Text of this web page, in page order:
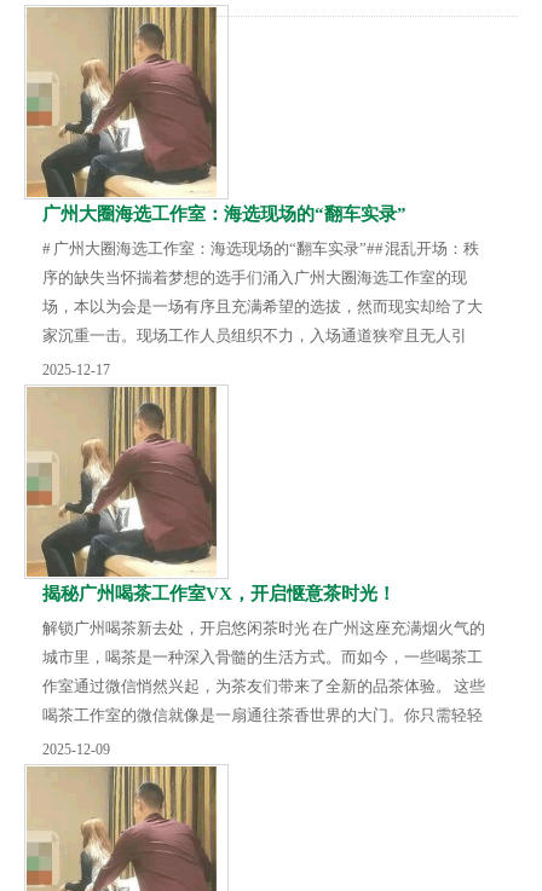
包括线上报名、初步筛选、现场面试等环节，旨在为客户挑选出
最符合要求的人选。## 二、用户积极反馈许多用户对广州大圈海
选工作室的服务给予了肯定。一方面，工作室的组织安排较为有
序，从报名到海选的各个环节都有明确的指引，...
广州大圈海选工作室：海选现场的“翻车实录”
# 广州大圈海选工作室：海选现场的“翻车实录”## 混乱开场：秩
序的缺失当怀揣着梦想的选手们涌入广州大圈海选工作室的现
场，本以为会是一场有序且充满希望的选拔，然而现实却给了大
家沉重一击。现场工作人员组织不力，入场通道狭窄且无人引
导，选手们挤成一团，推搡与抱怨声此起彼伏。签到流程混乱不
堪，名单与实际到场人员严重不符，许多选手在寒风中等待了许
久，却依然无法完成签到，海选还未正式开始，就已经让选手们
的热情冷却了不少。## 评委百态：专业的质疑评委席上，本应是
专业且严肃的存在，却状况百出。有的评委心不在...
2025-12-17
揭秘广州喝茶工作室VX，开启惬意茶时光！
解锁广州喝茶新去处，开启悠闲茶时光 在广州这座充满烟火气的
城市里，喝茶是一种深入骨髓的生活方式。而如今，一些喝茶工
作室通过微信悄然兴起，为茶友们带来了全新的品茶体验。 这些
喝茶工作室的微信就像是一扇通往茶香世界的大门。你只需轻轻
添加，就能进入一个专属的茶友圈子。在那里，你可以随时了解
工作室举办的各类茶会活动，有传统的茶艺表演、新颖的茶品品
鉴等。比如，之前有个工作室举办了一场老白茶品鉴会，通过微
信报名参加的茶友们齐聚一堂，一边聆听专业茶艺师讲解老白茶
的历史、制作工艺和品鉴要点，一边细细品味不同年...
2025-12-09